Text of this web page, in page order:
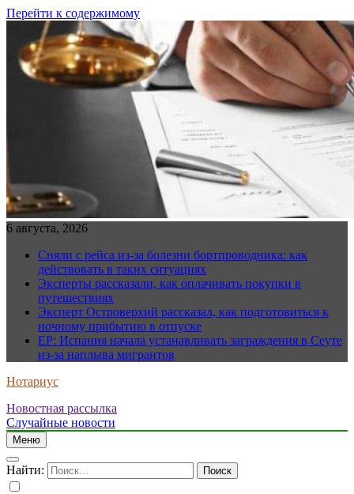
Перейти к содержимому
6 августа, 2026
Сняли с рейса из-за болезни бортпроводника: как
действовать в таких ситуациях
Эксперты рассказали, как оплачивать покупки в
путешествиях
Эксперт Островерхий рассказал, как подготовиться к
ночному прибытию в отпуске
EP: Испания начала устанавливать заграждения в Сеуте
из-за наплыва мигрантов
Нотариус
Новостная рассылка
Случайные новости
Меню
Найти: